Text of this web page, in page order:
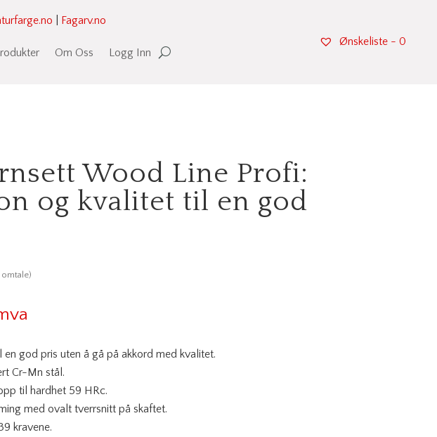
Fagarv.no
Om Oss Logg Inn
Ønskeliste - 0
Wood Line Profi:
og kvalitet til en god
omtale)
en god pris uten å gå på akkord med kvalitet.
Cr-Mn stål.
til hardhet 59 HRc.
med ovalt tverrsnitt på skaftet.
kravene.